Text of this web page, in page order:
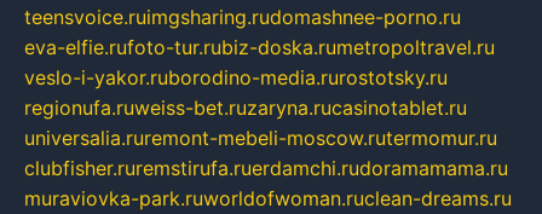
teensvoice.ruimgsharing.rudomashnee-porno.ru
eva-elfie.rufoto-tur.rubiz-doska.rumetropoltravel.ru
veslo-i-yakor.ruborodino-media.rurostotsky.ru
regionufa.ruweiss-bet.ruzaryna.rucasinotablet.ru
universalia.ruremont-mebeli-moscow.rutermomur.ru
clubfisher.ruremstirufa.ruerdamchi.rudoramamama.ru
muraviovka-park.ruworldofwoman.ruclean-dreams.ru